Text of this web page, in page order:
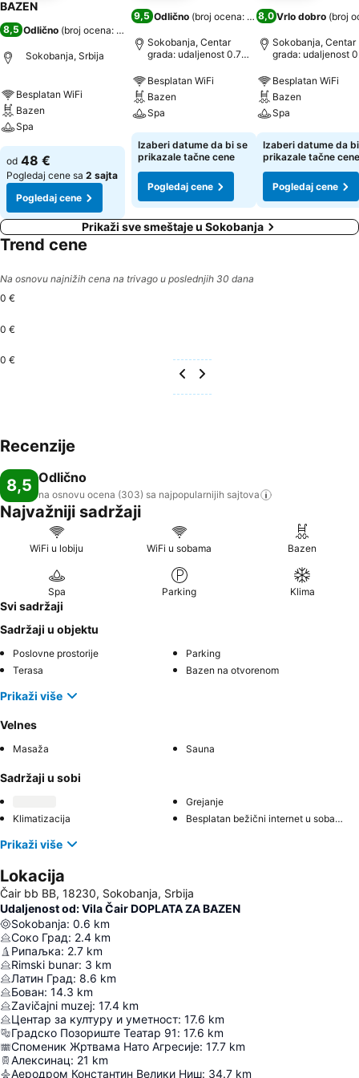
BAZEN
8,5 Odlično (broj ocena: 303
Sokobanja, Srbija
Besplatan WiFi
Bazen
Spa
od 48 €
Pogledaj cene sa 2 sajta
Pogledaj cene
9,5 Odlično (broj ocena: 4.900)
Sokobanja, Centar
grada: udaljenost 0.7
Besplatan WiFi
Bazen
Spa
Izaberi datume da bi se
prikazale tačne cene
Pogledaj cene
8,0Vrlo dobro (broj
Sokobanja, Centar
grada: udaljenost
Besplatan WiFi
Bazen
Spa
Izaberi datume da
prikazale tačne cene
Pogledaj cene
Prikaži sve smeštaje u Sokobanja
Trend cene
Na osnovu najnižih cena na trivago u poslednjih 30 dana
0 €
0 €
0 €
Recenzije
8,5 Odlično
na osnovu ocena (303) sa najpopularnijih sajtova
Najvažniji sadržaji
WiFi u lobiju WiFi u sobama Bazen
Spa Parking Klima
Svi sadržaji
Sadržaji u objektu
Poslovne prostorije
Parking
Terasa
Bazen na otvorenom
Prikaži više
Velnes
Masaža Sauna
Sadržaji u sobi
Grejanje
Klimatizacija
Besplatan bežični internet u sobama
Prikaži više
Lokacija
Čair bb BB, 18230, Sokobanja, Srbija
Udaljenost od: Vila Čair DOPLATA ZA BAZEN
Sokobanja: 0.6 km
Соко Град: 2.4 km
Рипаљка: 2.7 km
Rimski bunar: 3 km
Латин Град: 8.6 km
Бован: 14.3 km
Zavičajni muzej: 17.4 km
Центар за културу и уметност: 17.6 km
Градско Позориште Театар 91: 17.6 km
Споменик Жртвама Нато Агресије: 17.7 km
Алексинац: 21 km
Аеродром Константин Велики Ниш: 34.7 km